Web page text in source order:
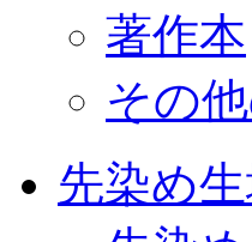
著作本
その
先染め